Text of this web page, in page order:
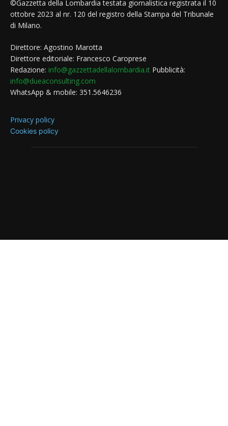
©Gazzetta della Lombardia testata giornalistica registrata il 10
ottobre 2023 al nr. 120 del registro della Stampa del Tribunale
di Milano.
Direttore: Agostino Marotta
Direttore editoriale: Francesco Caroprese
Redazione: info@gazzettadellalombardia.it Pubblicità:
info@dueaconsulting.com
WhatsApp & mobile: 351.5646236
Privacy policy
Cookies policy